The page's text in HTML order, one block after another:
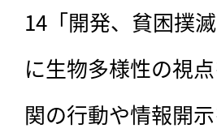
14「開発、貧困撲
に生物多様性の視
関の行動や情報開